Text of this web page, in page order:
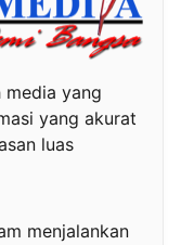
media yang
yang akurat
luas
menjalankan